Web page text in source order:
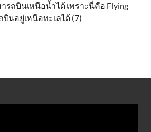
รถบินเหนือน้ำได้ เพราะนี่คือ Flying
นอยู่เหนือทะเลได้ (7)